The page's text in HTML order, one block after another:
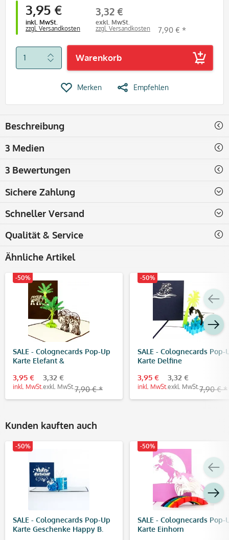
3,95 €
inkl. MwSt.
zzgl. Versandkosten
3,32 €
exkl. MwSt.
zzgl. Versandkosten
7,90 € *
Warenkorb
Merken Empfehlen
Beschreibung
3 Medien
3 Bewertungen
Sichere Zahlung
Schneller Versand
Qualität & Service
Ähnliche Artikel
-50%
SALE - Colognecards Pop-Up
Karte Elefant &
3,95 €
inkl. MwSt.
3,32 €
exkl. MwSt. 7,90 € *
-50%
SALE - Colognecards Pop-
Karte Delfine
3,95 €
inkl. MwSt.
3,32 €
exkl. MwSt. 7,90 € *
Kunden kauften auch
-50%
SALE - Colognecards Pop-Up
Karte Geschenke Happy B.
-50%
SALE - Colognecards Pop-
Karte Einhorn